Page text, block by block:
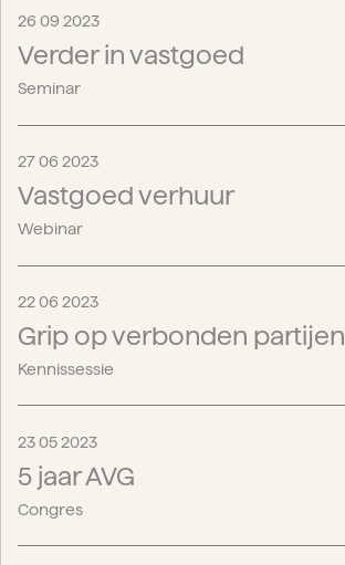
26 09 2023
Verder in vastgoed
Seminar
27 06 2023
Vastgoed verhuur
Webinar
22 06 2023
Grip op verbonden partijen
Kennissessie
23 05 2023
5 jaar AVG
Congres